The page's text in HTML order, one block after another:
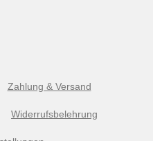
Zahlung & Versand
Widerrufsbelehrung